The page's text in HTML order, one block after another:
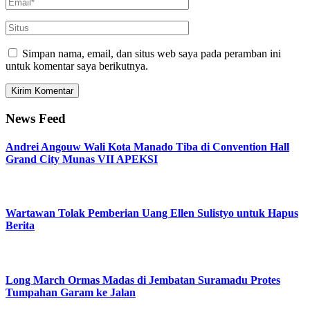
Simpan nama, email, dan situs web saya pada peramban ini
untuk komentar saya berikutnya.
News Feed
Andrei Angouw Wali Kota Manado Tiba di Convention Hall
Grand City Munas VII APEKSI
Wartawan Tolak Pemberian Uang Ellen Sulistyo untuk Hapus
Berita
Long March Ormas Madas di Jembatan Suramadu Protes
Tumpahan Garam ke Jalan